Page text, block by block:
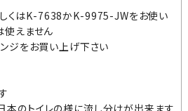
くはK-7638かK-9975-JWをお使い
えません
ジをお買い上げ下さい
のトイレの様に流し分けが出来ます